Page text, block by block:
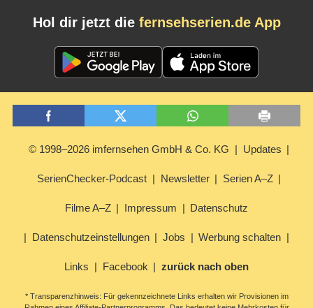
Hol dir jetzt die fernsehserien.de App
© 1998–2026 imfernsehen GmbH & Co. KG Updates
SerienChecker-Podcast Newsletter Serien A–Z
Filme A–Z Impressum Datenschutz
Datenschutzeinstellungen Jobs Werbung schalten
Links Facebook zurück nach oben
* Transparenzhinweis: Für gekennzeichnete Links erhalten wir Provisionen im